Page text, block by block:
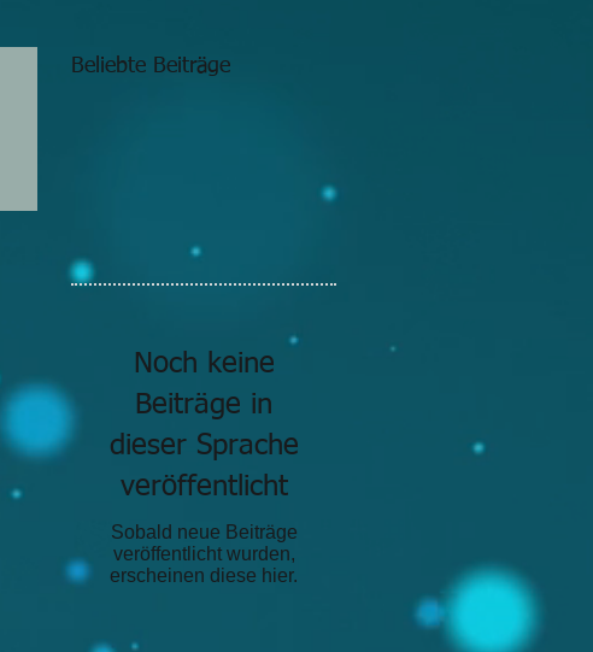
Beliebte Beiträge
Noch keine
Beiträge in
dieser Sprache
veröffentlicht
Sobald neue Beiträge
veröffentlicht wurden,
erscheinen diese hier.